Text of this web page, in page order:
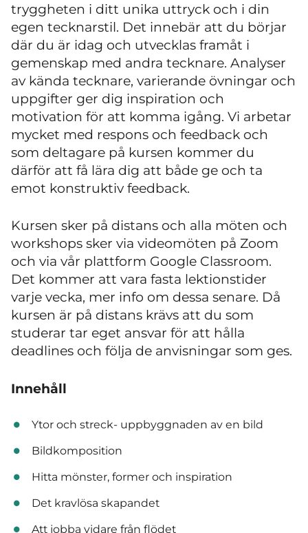
tryggheten i ditt unika uttryck och i din
egen tecknarstil. Det innebär att du börjar
där du är idag och utvecklas framåt i
gemenskap med andra tecknare. Analyser
av kända tecknare, varierande övningar och
uppgifter ger dig inspiration och
motivation för att komma igång. Vi arbetar
mycket med respons och feedback och
som deltagare på kursen kommer du
därför att få lära dig att både ge och ta
emot konstruktiv feedback.
Kursen sker på distans och alla möten och
workshops sker via videomöten på Zoom
och via vår plattform Google Classroom.
Det kommer att vara fasta lektionstider
varje vecka, mer info om dessa senare. Då
kursen är på distans krävs att du som
studerar tar eget ansvar för att hålla
deadlines och följa de anvisningar som ges.
Innehåll
Ytor och streck- uppbyggnaden av en bild
Bildkomposition
Hitta mönster, former och inspiration
Det kravlösa skapandet
Att jobba vidare från flödet